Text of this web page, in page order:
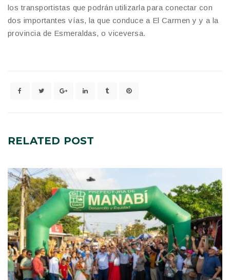
los transportistas que podrán utilizarla para conectar con
dos importantes vías, la que conduce a El Carmen y y a la
provincia de Esmeraldas, o viceversa.
RELATED POST